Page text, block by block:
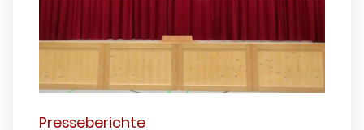
Presseberichte